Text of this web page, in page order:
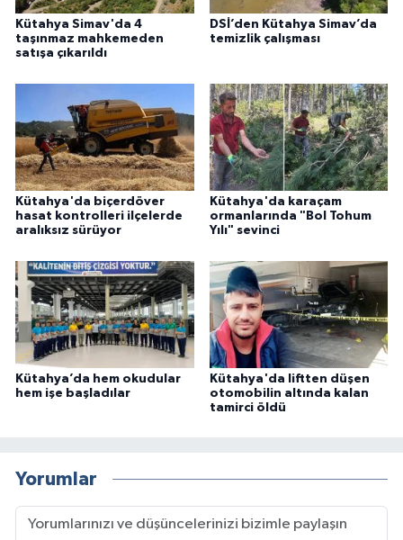
Kütahya Simav'da 4
taşınmaz mahkemeden
satışa çıkarıldı
DSİ’den Kütahya Simav’da
temizlik çalışması
Kütahya'da biçerdöver
hasat kontrolleri ilçelerde
aralıksız sürüyor
Kütahya'da karaçam
ormanlarında "Bol Tohum
Yılı" sevinci
Kütahya’da hem okudular
hem işe başladılar
Kütahya'da liftten düşen
otomobilin altında kalan
tamirci öldü
Yorumlar